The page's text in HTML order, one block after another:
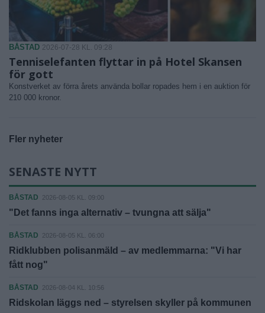
BÅSTAD 2026-07-28 KL. 09:28
Tenniselefanten flyttar in på Hotel Skansen
för gott
Konstverket av förra årets använda bollar ropades hem i en auktion för
210 000 kronor.
Fler nyheter
SENASTE NYTT
BÅSTAD 2026-08-05 KL. 09:00
"Det fanns inga alternativ – tvungna att sälja"
BÅSTAD 2026-08-05 KL. 06:00
Ridklubben polisanmäld – av medlemmarna: "Vi har
fått nog"
BÅSTAD 2026-08-04 KL. 10:56
Ridskolan läggs ned – styrelsen skyller på kommunen